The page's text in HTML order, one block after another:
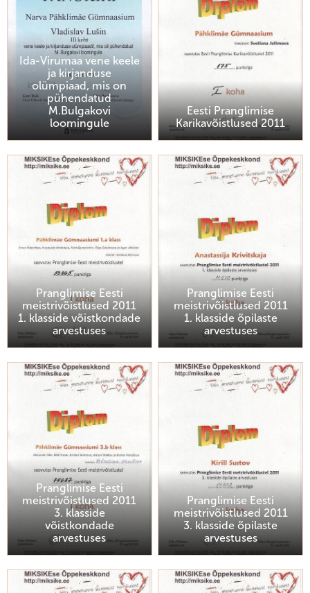
Ida-Virumaa vene keele
ja kirjanduse
olümpiaad, mis on
pühendatud
M.Bulgakovi
loomingule
Eesti Pranglimise
Karikavõistlused 2011
Pranglimise Eesti
meistrivõistlused 2011
1. klasside võistkondade
arvestuses
Pranglimise Eesti
meistrivõistlused 2011
1. klasside õpilaste
arvestuses
Pranglimise Eesti
meistrivõistlused 2011
3. klasside
võistkondade
arvestuses
Pranglimise Eesti
meistrivõistlused 2011
3. klasside õpilaste
arvestuses